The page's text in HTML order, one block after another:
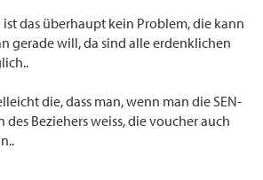
das überhaupt kein Problem, die kann
gerade will, da sind alle erdenklichen
die, dass man, wenn man die SEN-
Beziehers weiss, die voucher auch